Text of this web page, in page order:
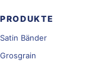
PRODUKTE
Satin Bänder
Grosgrain